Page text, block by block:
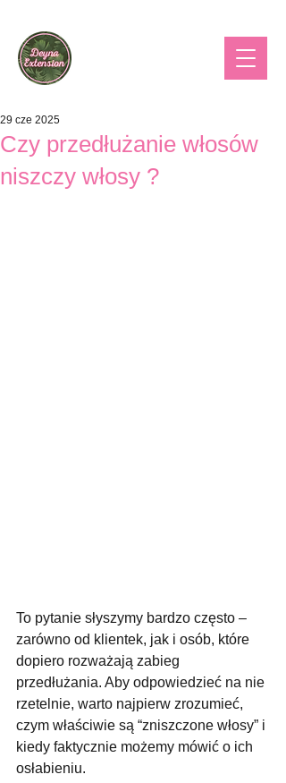
Czy przedłużanie włosów
niszczy włosy ?
29 cze 2025
To pytanie słyszymy bardzo często –
zarówno od klientek, jak i osób, które
dopiero rozważają zabieg
przedłużania. Aby odpowiedzieć na nie
rzetelnie, warto najpierw zrozumieć,
czym właściwie są “zniszczone włosy” i
kiedy faktycznie możemy mówić o ich
osłabieniu.